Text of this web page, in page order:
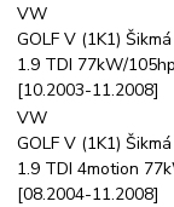
VW
GOLF V (1K1)
1.9 TDI 77kW/105hp
[10.2003-11.2008]
VW
GOLF V (1K1)
1.9 TDI 4motion
[08.2004-11.2008]